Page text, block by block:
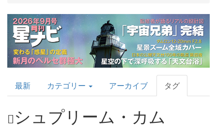
プ
AstroArts
Topics
最新 カテゴリー アーカイブ タグ
シュプリーム・カム